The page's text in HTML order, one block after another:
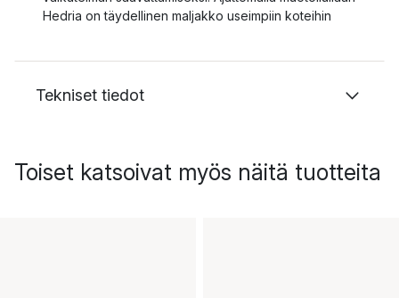
Hedria on täydellinen maljakko useimpiin koteihin
Tekniset tiedot
Toiset katsoivat myös näitä tuotteita